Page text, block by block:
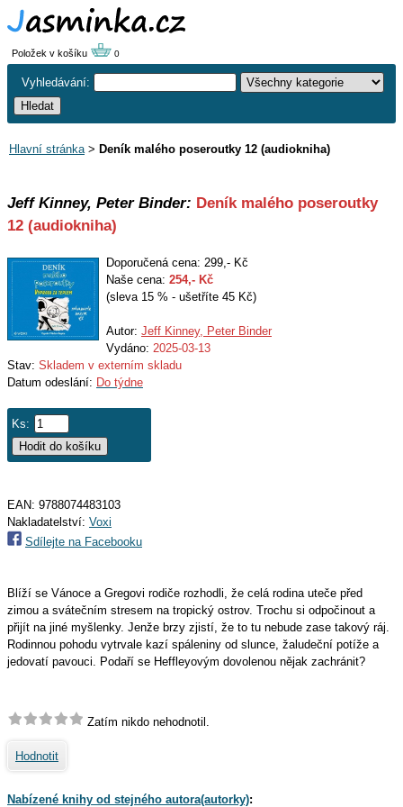
Položek v košíku 0
Vyhledávání:
Hlavní stránka> Deník malého poseroutky 12 (audiokniha)
Jeff Kinney, Peter Binder: Deník malého poseroutky
12 (audiokniha)
Doporučená cena: 299,- Kč
Naše cena: 254,- Kč
(sleva 15 % - ušetříte 45 Kč)
Autor: Jeff Kinney, Peter Binder
Vydáno: 2025-03-13
Stav: Skladem v externím skladu
Datum odeslání: Do týdne
Ks:
EAN: 9788074483103
Nakladatelství: Voxi
Sdílejte na Facebooku
Blíží se Vánoce a Gregovi rodiče rozhodli, že celá rodina uteče před
zimou a svátečním stresem na tropický ostrov. Trochu si odpočinout a
přijít na jiné myšlenky. Jenže brzy zjistí, že to tu nebude zase takový ráj.
Rodinnou pohodu vytrvale kazí spáleniny od slunce, žaludeční potíže a
jedovatí pavouci. Podaří se Heffleyovým dovolenou nějak zachránit?
Zatím nikdo nehodnotil.
Hodnotit
Nabízené knihy od stejného autora(autorky):